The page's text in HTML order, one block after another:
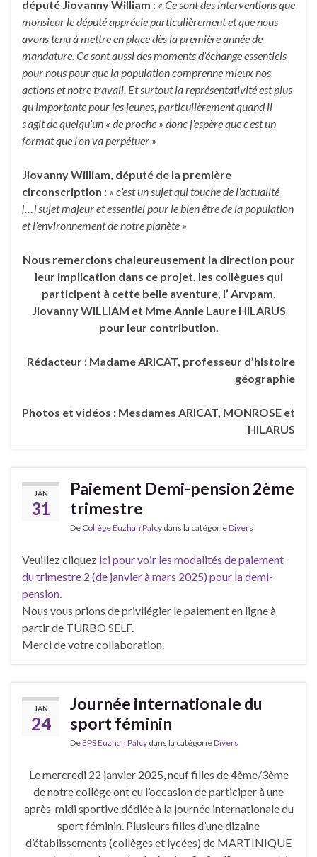
député Jiovanny William : « Ce sont des interventions que
monsieur le député apprécie particulièrement et que nous
avons tenu à mettre en place dès la première année de
mandature. Ce sont aussi des moments d’échange essentiels
pour nous pour que la population comprenne mieux nos
actions et notre travail. Et surtout la représentativité est plus
qu’importante pour les jeunes, particulièrement quand il
s’agit de quelqu’un « de proche » donc j’espère que c’est un
format que l’on va perpétuer »
Jiovanny William, député de la première
circonscription : « c’est un sujet qui touche de l’actualité
[…] sujet majeur et essentiel pour le bien être de la population
et l’environnement de notre planète »
Nous remercions chaleureusement la direction pour
leur implication dans ce projet, les collègues qui
participent à cette belle aventure, l’ Arvpam,
Jiovanny WILLIAM et Mme Annie Laure HILARUS
pour leur contribution.
Rédacteur : Madame ARICAT, professeur d’histoire
géographie
Photos et vidéos : Mesdames ARICAT, MONROSE et
HILARUS
JAN
31
Paiement Demi-pension 2ème
trimestre
De Collège Euzhan Palcy dans la catégorieDivers
Veuillez cliquez ici pour voir les modalités de paiement
du trimestre 2 (de janvier à mars 2025) pour la demi-
pension.
Nous vous prions de privilégier le paiement en ligne à
partir de TURBO SELF.
Merci de votre collaboration.
JAN
24
Journée internationale du
sport féminin
DeEPS Euzhan Palcy dans la catégorieDivers
Le mercredi 22 janvier 2025, neuf filles de 4ème/3ème
de notre collège ont eu l’occasion de participer à une
après-midi sportive dédiée à la journée internationale du
sport féminin. Plusieurs filles d’une dizaine
d’établissements (collèges et lycées) de MARTINIQUE